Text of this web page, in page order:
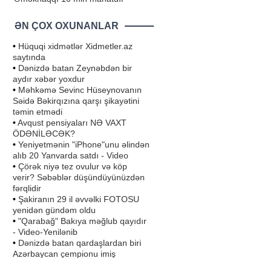
ƏN ÇOX OXUNANLAR
• Hüquqi xidmətlər Xidmetler.az
saytında
• Dənizdə batan Zeynəbdən bir
aydır xəbər yoxdur
• Məhkəmə Sevinc Hüseynovanın
Səidə Bəkirqızına qarşı şikayətini
təmin etmədi
•Avqust pensiyaları NƏ VAXT
ÖDƏNİLƏCƏK?
• Yeniyetmənin "iPhone"unu əlindən
alıb 20 Yanvarda satdı - Video
• Çörək niyə tez ovulur və köp
verir? Səbəblər düşündüyünüzdən
fərqlidir
• Şakiranın 29 il əvvəlki FOTOSU
yenidən gündəm oldu
• "Qarabağ" Bakıya məğlub qayıdır
- Video-Yenilənib
• Dənizdə batan qardaşlardan biri
Azərbaycan çempionu imiş